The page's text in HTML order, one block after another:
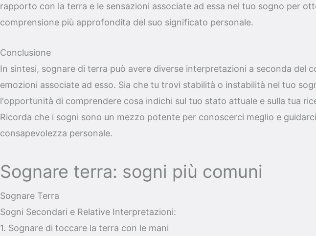
rapporto con la terra e le sensazioni associate ad essa nel tuo sogno per
comprensione più approfondita del suo significato personale.
Conclusione
In sintesi, sognare di terra può avere diverse interpretazioni a seconda del
emozioni associate ad esso. Sia che tu trovi stabilità o instabilità nel tuo
l'opportunità di comprendere cosa indichi sul tuo stato attuale e sulla tua
Ricorda che i sogni sono un mezzo potente per conoscerci meglio e
consapevolezza personale.
Sognare terra: sogni più comuni
Sognare Terra
Sogni Secondari e Relative Interpretazioni:
1. Sognare di toccare la terra con le mani